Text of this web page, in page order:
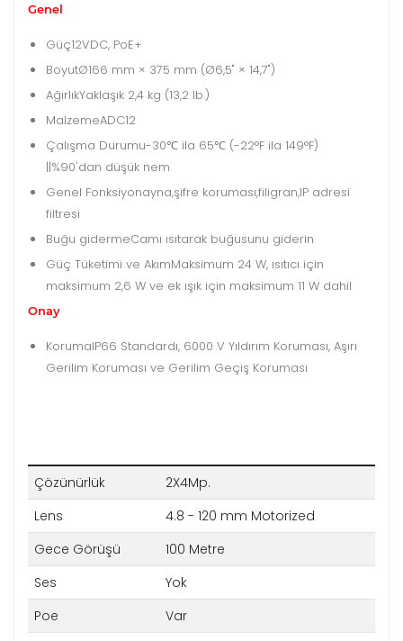
Genel
Güç12VDC, PoE+
BoyutØ166 mm × 375 mm (Ø6,5" × 14,7")
AğırlıkYaklaşık 2,4 kg (13,2 lb.)
MalzemeADC12
Çalışma Durumu-30℃ ila 65℃ (-22°F ila 149°F)
||%90'dan düşük nem
Genel Fonksiyonayna,şifre koruması,filigran,IP adresi
filtresi
Buğu gidermeCamı ısıtarak buğusunu giderin
Güç Tüketimi ve AkımMaksimum 24 W, ısıtıcı için
maksimum 2,6 W ve ek ışık için maksimum 11 W dahil
Onay
KorumaIP66 Standardı, 6000 V Yıldırım Koruması, Aşırı
Gerilim Koruması ve Gerilim Geçiş Koruması
Çözünürlük
2X4Mp.
Lens
4.8 - 120 mm Motorized
Gece Görüşü
100 Metre
Ses
Yok
Poe
Var